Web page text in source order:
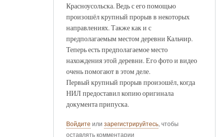
Красноусольска. Ведь с его помощью
произошёл крупный прорыв в некоторых
направлениях. Также как и с
предполагаемым местом деревни Кальчир.
Теперь есть предполагаемое место
нахождения этой деревни. Его фото и видео
очень помогают в этом деле.
Первый крупный прорыв произошёл, когда
НИЛ предоставил копию оригинала
документа припуска.
Войдите или зарегистрируйтесь, чтобы
оставлять комментарии